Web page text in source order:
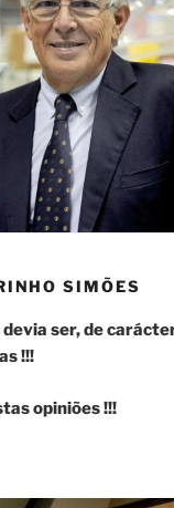
SIMÕES
devia ser, de
!!!
opiniões !!!